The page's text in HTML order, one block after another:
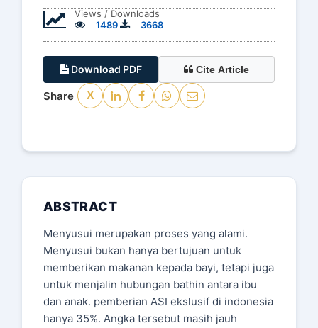
Views / Downloads
1489
3668
Download PDF Cite Article
Share X
ABSTRACT
Menyusui merupakan proses yang alami.
Menyusui bukan hanya bertujuan untuk
memberikan makanan kepada bayi, tetapi juga
untuk menjalin hubungan bathin antara ibu
dan anak. pemberian ASI ekslusif di indonesia
hanya 35%. Angka tersebut masih jauh